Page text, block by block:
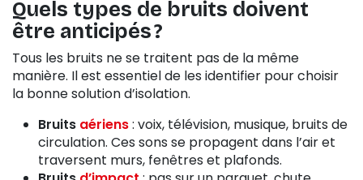
Quels types de bruits doivent
être anticipés ?
Tous les bruits ne se traitent pas de la même
manière. Il est essentiel de les identifier pour choisir
la bonne solution d’isolation.
Bruits aériens: voix, télévision, musique, bruits de
circulation. Ces sons se propagent dans l’air et
traversent murs, fenêtres et plafonds.